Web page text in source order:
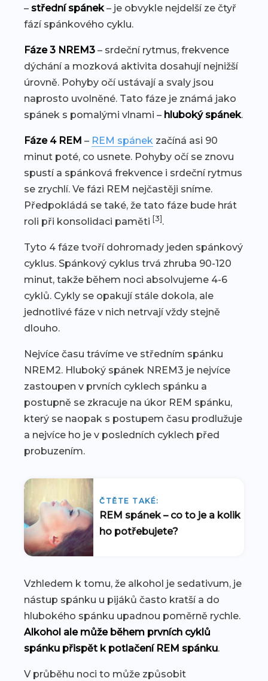
– střední spánek– je obvykle nejdelší ze čtyř
fází spánkového cyklu.
Fáze 3 NREM3 – srdeční rytmus, frekvence
dýchání a mozková aktivita dosahují nejnižší
úrovně. Pohyby očí ustávají a svaly jsou
naprosto uvolněné. Tato fáze je známá jako
spánek s pomalými vlnami – hluboký spánek.
Fáze 4 REM – REM spánek začíná asi 90
minut poté, co usnete. Pohyby očí se znovu
spustí a spánková frekvence i srdeční rytmus
se zrychlí. Ve fázi REM nejčastěji sníme.
Předpokládá se také, že tato fáze bude hrát
roli při konsolidaci paměti [3] .
Tyto 4 fáze tvoří dohromady jeden spánkový
cyklus. Spánkový cyklus trvá zhruba 90-120
minut, takže během noci absolvujeme 4-6
cyklů. Cykly se opakují stále dokola, ale
jednotlivé fáze v nich netrvají vždy stejně
dlouho.
Nejvíce času trávíme ve středním spánku
NREM2. Hluboký spánek NREM3 je nejvíce
zastoupen v prvních cyklech spánku a
postupně se zkracuje na úkor REM spánku,
který se naopak s postupem času prodlužuje
a nejvíce ho je v posledních cyklech před
probuzením.
ČTĚTE TAKÉ:
REM spánek – co to je a kolik
ho potřebujete?
Vzhledem k tomu, že alkohol je sedativum, je
nástup spánku u pijáků často kratší a do
hlubokého spánku upadnou poměrně rychle.
Alkohol ale může během prvních cyklů
spánku přispět k potlačení REM spánku.
V průběhu noci to může způsobit